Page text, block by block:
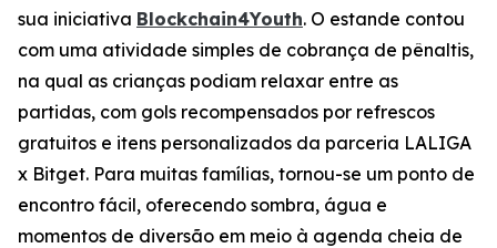
sua iniciativa Blockchain4Youth. O estande contou
com uma atividade simples de cobrança de pênaltis,
na qual as crianças podiam relaxar entre as
partidas, com gols recompensados por refrescos
gratuitos e itens personalizados da parceria LALIGA
x Bitget. Para muitas famílias, tornou-se um ponto de
encontro fácil, oferecendo sombra, água e
momentos de diversão em meio à agenda cheia de